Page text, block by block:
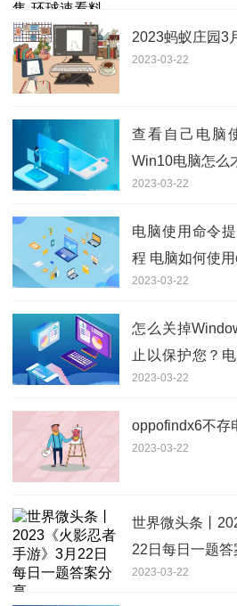
2023蚂蚁庄园3
2023-03-22
查看自己电脑
Win10电脑怎么
2023-03-22
电脑使用命令
程 电脑如何使
2023-03-22
怎么关掉
止以保护您？
阻止解决方法
2023-03-22
oppofindx6不存
2023-03-22
世界微头条丨
22日每日一题答
2023-03-22